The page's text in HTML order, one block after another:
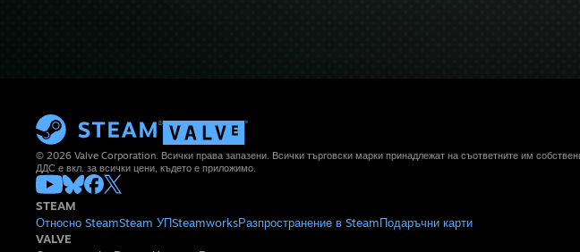
© 2026 Valve Corporation. Всички права запазени. Всички търговски марки принадлежат на съответните им
ДДС е вкл. за всички цени, където е приложимо.
STEAM
Относно SteamSteam УПSteamworksРазпространение в SteamПодаръчни карти
VALVE